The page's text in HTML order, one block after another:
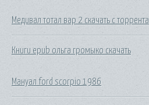
Медивал тотал вар 2 скачать с торрента
Книги epub ольга громыко скачать
Мануал ford scorpio 1986